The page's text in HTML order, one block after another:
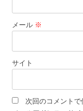
メール ※
サイト
次回のコメントで